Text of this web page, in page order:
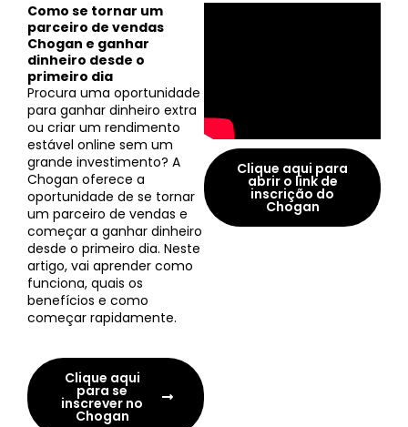
Como se tornar um
parceiro de vendas
Chogan e ganhar
dinheiro desde o
primeiro dia
Procura uma oportunidade
para ganhar dinheiro extra
ou criar um rendimento
estável online sem um
grande investimento? A
Chogan oferece a
oportunidade de se tornar
um parceiro de vendas e
começar a ganhar dinheiro
desde o primeiro dia. Neste
artigo, vai aprender como
funciona, quais os
benefícios e como
começar rapidamente.
Clique aqui
para se
inscrever no
Chogan
Clique aqui para
abrir o link de
inscrição do
Chogan